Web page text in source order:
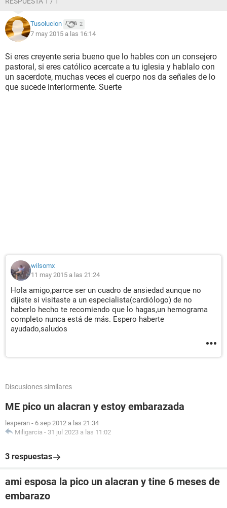
Tusolucion 2
7 may 2015 a las 16:14
Si eres creyente seria bueno que lo hables con un consejero
pastoral, si eres católico acercate a tu iglesia y hablalo con
un sacerdote, muchas veces el cuerpo nos da señales de lo
que sucede interiormente. Suerte
wilsomx
11 may 2015 a las 21:24
Hola amigo,parrce ser un cuadro de ansiedad aunque no
dijiste si visitaste a un especialista(cardiólogo) de no
haberlo hecho te recomiendo que lo hagas,un hemograma
completo nunca está de más. Espero haberte
ayudado,saludos
Discusiones similares
ME pico un alacran y estoy embarazada
lesperan - 6 sep 2012 a las 21:34
Miligarcia - 31 jul 2023 a las 11:02
3 respuestas
ami esposa la pico un alacran y tine 6 meses de
embarazo